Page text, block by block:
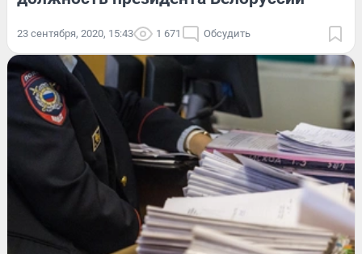
23 сентября, 2020, 15:43 1 671 Обсудить